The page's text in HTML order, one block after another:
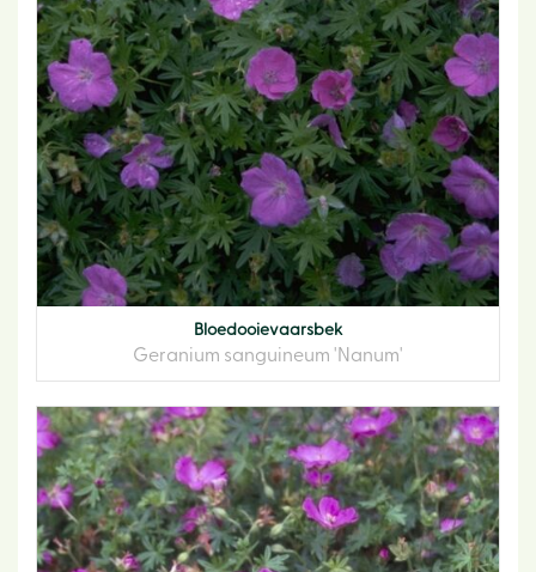
Bloedooievaarsbek
Geranium sanguineum 'Nanum'